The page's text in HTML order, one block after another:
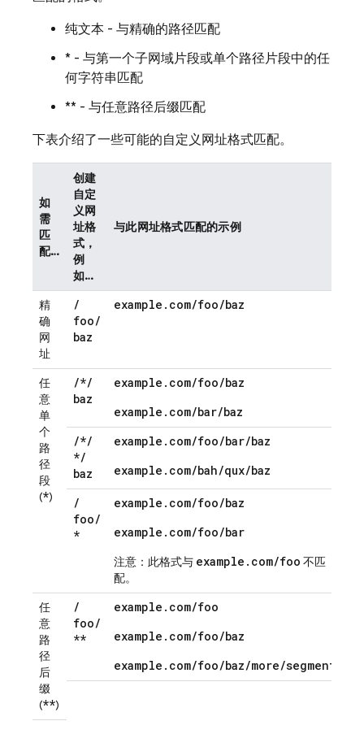
纯文本 - 与精确的路径匹配
* - 与第一个子网域片段或单个路径片段中的任
何字符串匹配
** - 与任意路径后缀匹配
下表介绍了一些可能的自定义网址格式匹配。
如
需
匹
配…
创建
自定
义网
址格
式，
例
如…
与此网址格式匹配的示例
精
确
网
址
/
foo/
baz
example . com/foo/baz
任
意
单
个
路
径
段
(*)
/*/
baz
example . com/foo/baz
example.com/bar/baz
/*/
*/
baz
example . com/foo/bar/baz
example.com/bah/qux/baz
/
foo/
*
example . com/foo/baz
example.com/foo/bar
注意：此格式与 example.com/foo 不匹
配。
任
意
路
径
后
缀
(**)
/
foo/
**
example . com/foo
example.com/foo/baz
example.com/foo/baz/more/segments